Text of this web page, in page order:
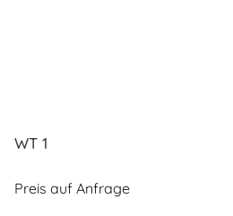
WT 1
Preis auf Anfrage